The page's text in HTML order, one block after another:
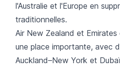
l'Australie et l'Europe en
traditionnelles.
Air New Zealand et
une place importante, avec
Auckland–New York et